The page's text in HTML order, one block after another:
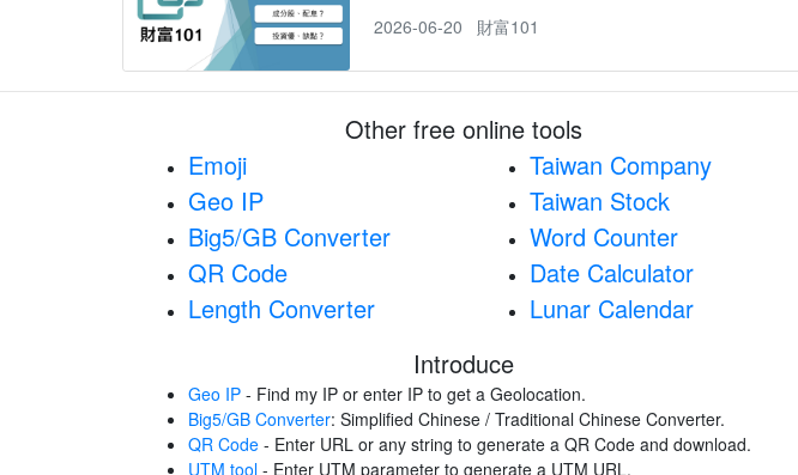
2026-06-20
財富101
Other free online tools
Emoji
Geo IP
Big5/GB Converter
QR Code
Length Converter
Taiwan Company
Taiwan Stock
Word Counter
Date Calculator
Lunar Calendar
Introduce
Geo IP - Find my IP or enter IP to get a Geolocation.
Big5/GB Converter: Simplified Chinese / Traditional Chinese Converter.
QR Code - Enter URL or any string to generate a QR Code and download.
UTM tool - Enter UTM parameter to generate a UTM URL.